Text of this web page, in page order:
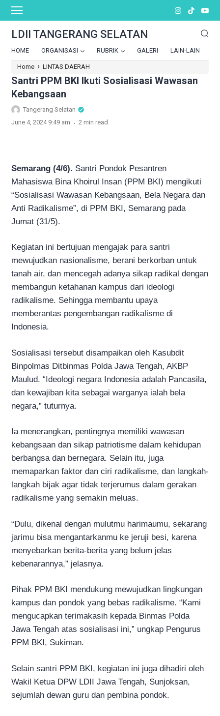
LDII TANGERANG SELATAN
HOME ORGANISASI RUBRIK GALERI LAIN-LAIN
Home › LINTAS DAERAH
Santri PPM BKI Ikuti Sosialisasi Wawasan
Kebangsaan
Tangerang Selatan
June 4, 2024 9:49 am . 2 min read
Semarang (4/6). Santri Pondok Pesantren
Mahasiswa Bina Khoirul Insan (PPM BKI) mengikuti
“Sosialisasi Wawasan Kebangsaan, Bela Negara dan
Anti Radikalisme”, di PPM BKI, Semarang pada
Jumat (31/5).
Kegiatan ini bertujuan mengajak para santri
mewujudkan nasionalisme, berani berkorban untuk
tanah air, dan mencegah adanya sikap radikal dengan
membangun ketahanan kampus dari ideologi
radikalisme. Sehingga membantu upaya
memberantas pengembangan radikalisme di
Indonesia.
Sosialisasi tersebut disampaikan oleh Kasubdit
Binpolmas Ditbinmas Polda Jawa Tengah, AKBP
Maulud. “Ideologi negara Indonesia adalah Pancasila,
dan kewajiban kita sebagai warganya ialah bela
negara,” tuturnya.
Ia menerangkan, pentingnya memiliki wawasan
kebangsaan dan sikap patriotisme dalam kehidupan
berbangsa dan bernegara. Selain itu, juga
memaparkan faktor dan ciri radikalisme, dan langkah-
langkah bijak agar tidak terjerumus dalam gerakan
radikalisme yang semakin meluas.
“Dulu, dikenal dengan mulutmu harimaumu, sekarang
jarimu bisa mengantarkanmu ke jeruji besi, karena
menyebarkan berita-berita yang belum jelas
kebenarannya,” jelasnya.
Pihak PPM BKI mendukung mewujudkan lingkungan
kampus dan pondok yang bebas radikalisme. “Kami
mengucapkan terimakasih kepada Binmas Polda
Jawa Tengah atas sosialisasi ini,” ungkap Pengurus
PPM BKI, Sukiman.
Selain santri PPM BKI, kegiatan ini juga dihadiri oleh
Wakil Ketua DPW LDII Jawa Tengah, Sunjoksan,
sejumlah dewan guru dan pembina pondok.